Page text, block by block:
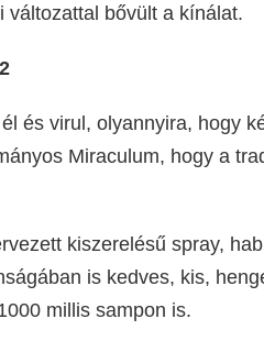
változattal bővült a kínálat.
és virul, olyannyira, hogy
Miraculum, hogy a
kiszerelésű spray,
is kedves, kis,
millis sampon is.